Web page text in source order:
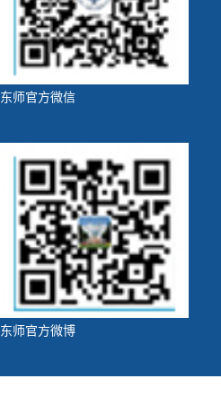
东师官方微信
东师官方微博